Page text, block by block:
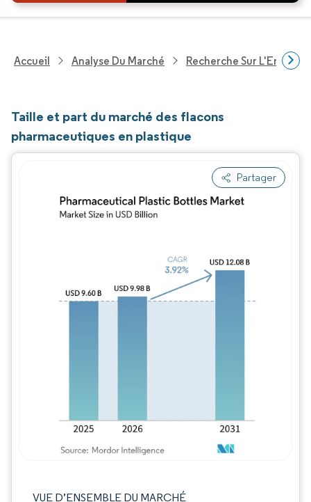
Accueil Analyse Du Marché Recherche Sur
Taille et part du marché des flacons
pharmaceutiques en plastique
Partager
VUE D’ENSEMBLE DU MARCHÉ